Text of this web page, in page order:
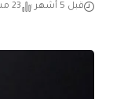
قبل 5 أشهر 23 مشاهدات